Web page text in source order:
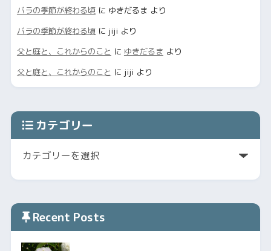
バラの季節が終わる頃に ゆきだるま より
バラの季節が終わる頃に jiji より
父と庭と、これからのこと に ゆきだるま より
父と庭と、これからのこと に jiji より
カテゴリー
Recent Posts